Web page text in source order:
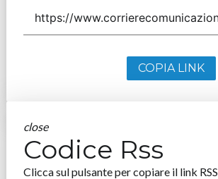
COPIA LINK
close
Codice Rss
Clicca sul pulsante per copiare il link RSS